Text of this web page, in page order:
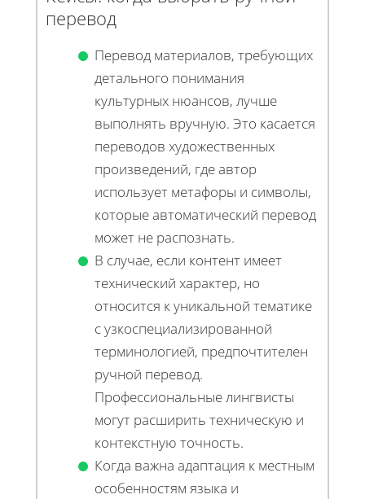
перевод
Перевод материалов, требующих
детального понимания
культурных нюансов, лучше
выполнять вручную. Это касается
переводов художественных
произведений, где автор
использует метафоры и символы,
которые автоматический перевод
может не распознать.
В случае, если контент имеет
технический характер, но
относится к уникальной тематике
с узкоспециализированной
терминологией, предпочтителен
ручной перевод.
Профессиональные лингвисты
могут расширить техническую и
контекстную точность.
Когда важна адаптация к местным
особенностям языка и